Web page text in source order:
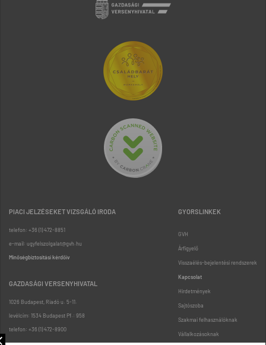
PIACI JELZÉSEKET VIZSGÁLÓ IRODA
telefon: +36 (1) 472-8851
e-mail: ugyfelszolgalat@gvh.hu
Minőségbiztosítási kérdőív
GAZDASÁGI VERSENYHIVATAL
1026 Budapest, Riadó u. 5-11.
levélcím: 1534 Budapest Pf.: 958
telefon: +36 (1) 472-8900
GYORSLINKEK
GVH
Árfigyelő
Visszaélés-bejelentési rendszerek
Kapcsolat
Hirdetmények
Sajtószoba
Szakmai felhasználóknak
Vállalkozásoknak